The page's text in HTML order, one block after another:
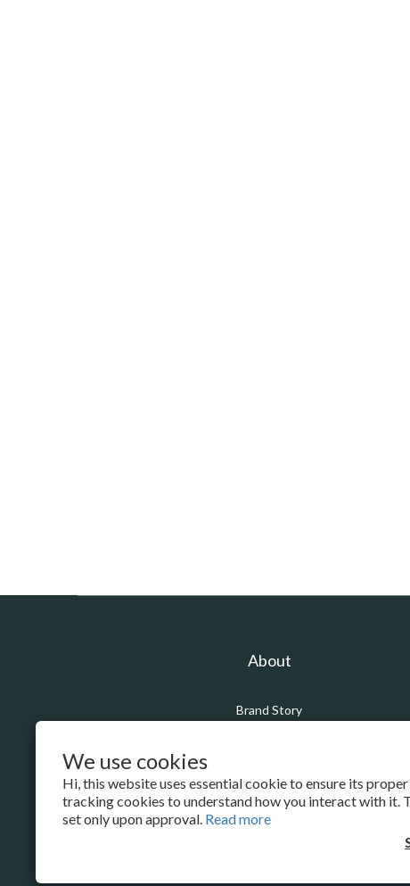
We use cookies
Hi, this website uses essential cookie to ensure its
tracking cookies to understand how you interact with it.
set only upon approval. Read more
About
Brand Story